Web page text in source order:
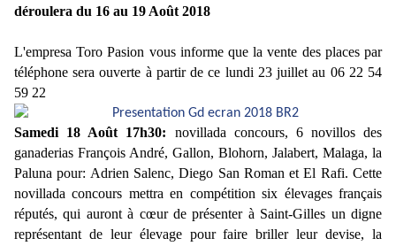
déroulera du 16 au 19 Août 2018
L'empresa Toro Pasion vous informe que la vente des places par
téléphone sera ouverte à partir de ce lundi 23 juillet au 06 22 54
59 22
Samedi 18 Août 17h30: novillada concours, 6 novillos des
ganaderias François André, Gallon, Blohorn, Jalabert, Malaga, la
Paluna pour: Adrien Salenc, Diego San Roman et El Rafi. Cette
novillada concours mettra en compétition six élevages français
réputés, qui auront à cœur de présenter à Saint-Gilles un digne
représentant de leur élevage pour faire briller leur devise, la